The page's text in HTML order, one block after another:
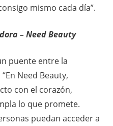
mismo cada día”.
– Need Beauty
puente entre la
Need Beauty,
con el corazón,
lo que promete.
puedan acceder a